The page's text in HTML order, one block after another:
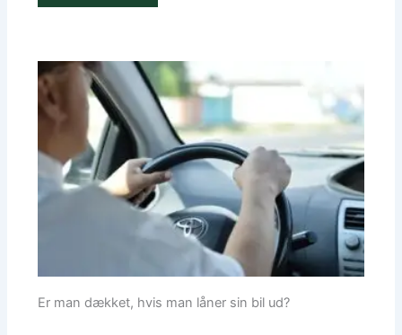
Er man dækket, hvis man låner sin bil ud?